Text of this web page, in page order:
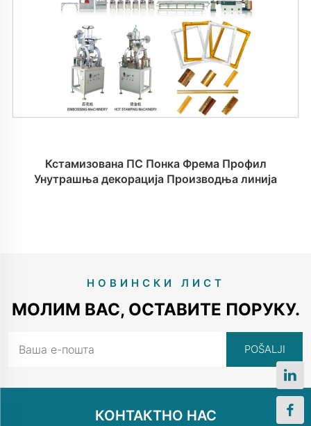
Кстамизована ПС Понка Фрема Профил
Унутрашња декорација Производња линија
НОВИНСКИ ЛИСТ
МОЛИМ ВАС, ОСТАВИТЕ ПОРУКУ.
КОНТАКТНО НАС